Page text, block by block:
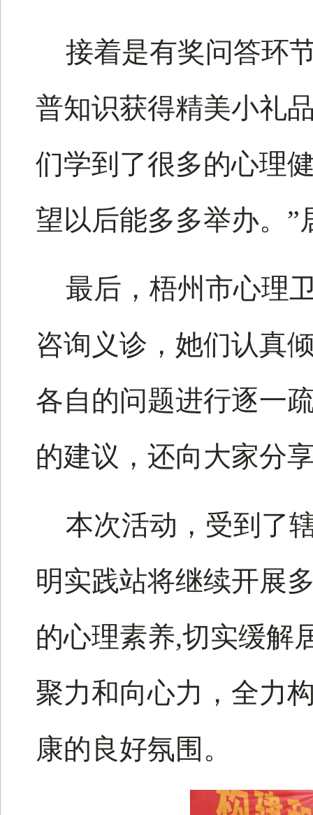
接着是有奖问答环
普知识获得精美小礼
们学到了很多的心理
望以后能多多举办。
最后，梧州市心理
咨询义诊，她们认真
各自的问题进行逐一
的建议，还向大家分
本次活动，受到了
明实践站将继续开展
的心理素养,切实缓解
聚力和向心力，全力
康的良好氛围。